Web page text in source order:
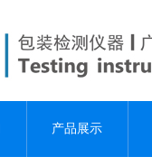
产品展示